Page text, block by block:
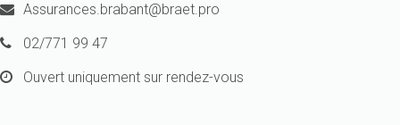
Assurances.brabant@braet.pro
02/771 99 47
Ouvert uniquement sur rendez-vous